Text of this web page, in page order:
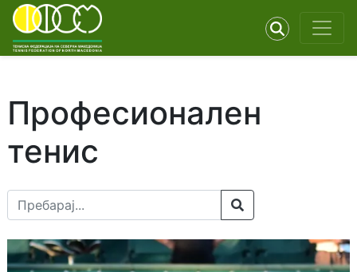
Професионален
тенис